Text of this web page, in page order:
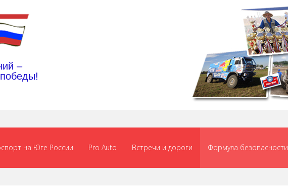
–
на Юге России Pro Auto Встречи и дороги Формула безопасности